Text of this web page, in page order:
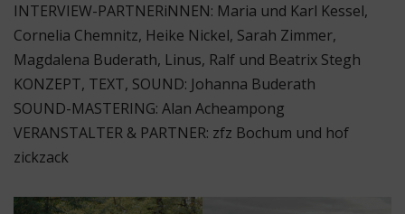
INTERVIEW-PARTNERiNNEN: Maria und Karl Kessel,
Cornelia Chemnitz, Heike Nickel, Sarah Zimmer,
Magdalena Buderath, Linus, Ralf und Beatrix Stegh
KONZEPT, TEXT, SOUND: Johanna Buderath
SOUND-MASTERING: Alan Acheampong
VERANSTALTER & PARTNER: zfz Bochum und hof
zickzack